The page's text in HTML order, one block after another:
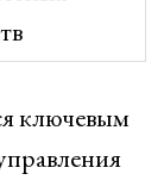
ключевым